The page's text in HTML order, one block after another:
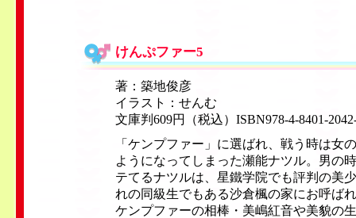
けんぷファー5
著：築地俊彦
イラスト：せんむ
文庫判609円（税込）ISBN978-4-8401-
「ケンプファー」に選ばれ、戦う時は女
ようになってしまった瀬能ナツル。男の
テてるナツルは、星鐵学院でも評判の美
れの同級生でもある沙倉楓の家にお呼ば
ケンプファーの相棒・美嶋紅音や美貌の